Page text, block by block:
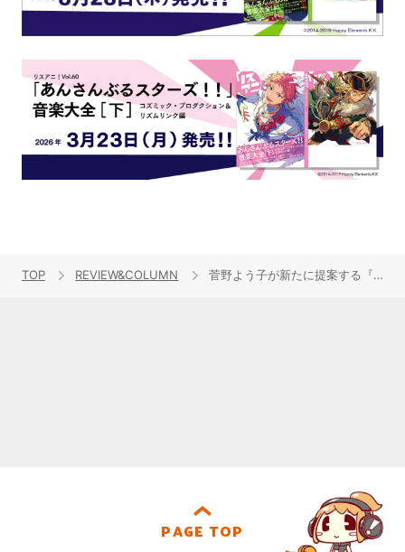
TOP REVIEW&COLUMN 菅野よう子が新たに提案する『COWBOY BEBOP』の音楽とは？――本人選曲・編集によるアナログ盤3タイトルの注目ポイントを徹底解析！
PAGE TOP